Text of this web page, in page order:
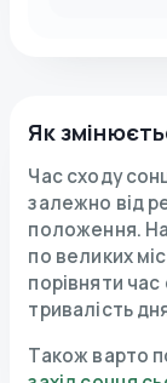
Як
Час сходу
залежно від
положення. На
по великих
порівняти час
тривалість
Також варто